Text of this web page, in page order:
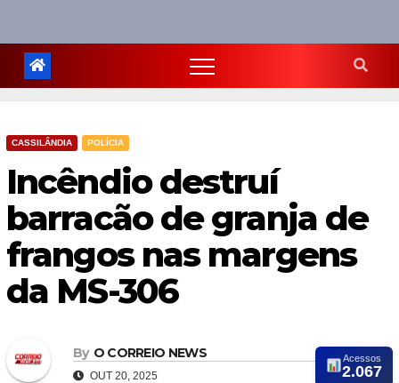
CASSILÂNDIA POLÍCIA
Incêndio destruí
barracão de granja de
frangos nas margens
da MS-306
By O CORREIO NEWS
OUT 20, 2025
Acessos
2.067